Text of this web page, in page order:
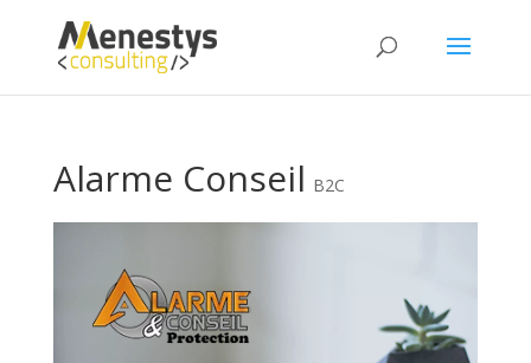
Alarme Conseil B2C